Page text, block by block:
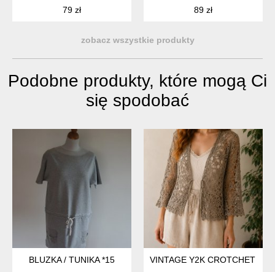
79 zł
89 zł
zobacz wszystkie produkty
Podobne produkty, które mogą Ci
się spodobać
BLUZKA / TUNIKA *15
VINTAGE Y2K CROTCHET